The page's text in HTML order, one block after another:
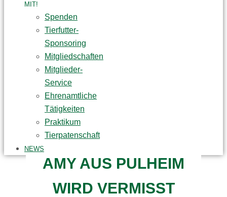
MIT!
Spenden
Tierfutter-
Sponsoring
Mitgliedschaften
Mitglieder-
Service
Ehrenamtliche
Tätigkeiten
Praktikum
Tierpatenschaft
NEWS
AMY AUS PULHEIM
WIRD VERMISST